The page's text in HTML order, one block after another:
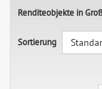
Renditeobjekte in
Sortierung